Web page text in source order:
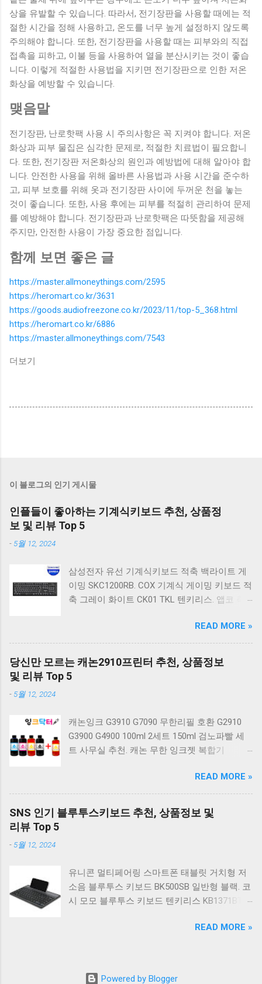
상을 유발할 수 있습니다. 따라서, 전기장판을 사용할 때에는 적
절한 시간을 정해 사용하고, 온도를 너무 높게 설정하지 않도록
주의해야 합니다. 또한, 전기장판을 사용할 때는 피부와의 직접
접촉을 피하고, 이불 등을 사용하여 열을 분산시키는 것이 좋습
니다. 이렇게 적절한 사용법을 지키면 전기장판으로 인한 저온
화상을 예방할 수 있습니다.
맺음말
전기장판, 난로핫팩 사용 시 주의사항은 꼭 지켜야 합니다. 저온
화상과 피부 물집은 심각한 문제로, 적절한 치료법이 필요합니
다. 또한, 전기장판 저온화상의 원인과 예방법에 대해 알아야 합
니다. 안전한 사용을 위해 올바른 사용법과 사용 시간을 준수하
고, 피부 보호를 위해 옷과 전기장판 사이에 두꺼운 천을 놓는
것이 좋습니다. 또한, 사용 후에는 피부를 적절히 관리하여 문제
를 예방해야 합니다. 전기장판과 난로핫팩은 따뜻함을 제공해
주지만, 안전한 사용이 가장 중요한 점입니다.
함께 보면 좋은 글
https://master.allmoneythings.com/2595
https://heromart.co.kr/3631
https://goods.audiofreezone.co.kr/2023/11/top-5_368.html
https://heromart.co.kr/6886
https://master.allmoneythings.com/7543
더보기
이 블로그의 인기 게시물
인플들이 좋아하는 기계식키보드 추천, 상품정
보 및 리뷰 Top 5
- 5월 12, 2024
삼성전자 유선 기계식키보드 적축 백라이트 게
이밍 SKC1200RB. COX 기계식 게이밍 키보드 적
축 그레이 화이트 CK01 TKL 텐키리스. 앱코 축
랙 K560 일반형. 앱코 K517 레트로 기계식 게이
밍 유선키보드 갈축 일반형 레트로 베이지. 체리
키보드 G803000S TKL RGB 게이밍 텐키리스 기
계식 키보드 4종 축 선택 저소음적축 블랙. 체리
베이지 K517 Retro. COX CK01 교체축 사이드
RGB 게이밍 기계식 키보드 네이비 CK01NV적축
일반형. 체리키보드 XTRFY MX BOARD 3.1 RGB
COX 기계식 게이밍 키보드 갈축 그레이 화이트
CK01 TKL 텐키리스 기계식키보드 구매를 고려
하실 때, 추가 할인 혜택을 놓치지 마세요. 다양
정이 많이 어려우시죠? 특히 기계식키보드 같은
상품을 고를 때는 더 고민이 많을 수 밖에 없습
니다. 다양한 상품들을 상세스펙 과 가격 을 꼼
READ MORE »
당신만 모르는 캐논2910프린터 추천, 상품정보
및 리뷰 Top 5
- 5월 12, 2024
캐논잉크 G3910 G7090 무한리필 호환 G2910
G3900 G4900 100ml 2세트 150ml 검노파빨 세
트 사무실 추천. 캐논 무한 잉크젯 복합기
논 PIXMA G2910 잉크포함 정품 무한복합기 컬
러 잉크젯복합기 가정용프린터 상세정보참조.
캐논 G시리즈 프린터 정품 헤드 카트리지
G1900 G2900 G3900 G4900 G2910 G3910
G4902 G4910 G4911 리필 잉크 1개 GI990
500ml 4색세트. 캐논 빌트인 정품무한 복합기
G2910 정품잉크 포함충전잉크4색 추가증정. 캐
잉크 4색세트 G3910 G3900 G2900 G4900
합기 G6091 캐논2910프린터 구매를 고려하실
READ MORE »
SNS 인기 블루투스키보드 추천, 상품정보 및
리뷰 Top 5
- 5월 12, 2024
유니콘 멀티페어링 스마트폰 태블릿 거치형 저
소음 블루투스 키보드 BK500SB 일반형 블랙. 코
시 모모 블루투스 키보드 텐키리스 KB1371BT
K380S. 로지텍 무선키보드 텐키리스 스모키 블
이식 블루투스 키보드 OABTKBDA 퓨어 화이트.
READ MORE »
Powered by Blogger